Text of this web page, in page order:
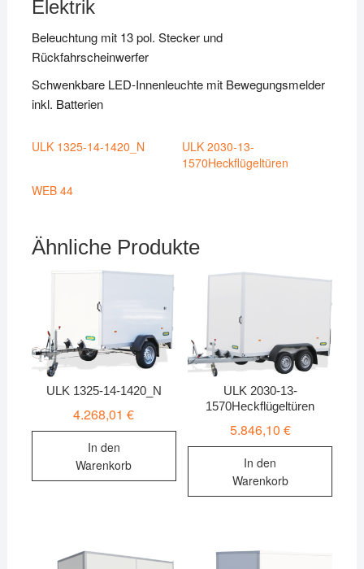
Elektrik
Beleuchtung mit 13 pol. Stecker und
Rückfahrscheinwerfer
Schwenkbare LED-Innenleuchte mit Bewegungsmelder
inkl. Batterien
ULK 1325-14-1420_N
ULK 2030-13-
1570Heckflügeltüren
WEB 44
Ähnliche Produkte
ULK 1325-14-1420_N
4.268,01€
In den
Warenkorb
ULK 2030-13-
1570Heckflügeltüren
5.846,10 €
In den
Warenkorb